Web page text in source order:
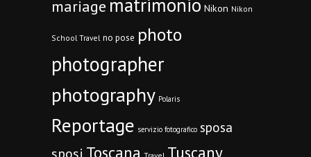
mariage matrimonio Nikon Nikon
School Travel no pose photo
photographer
photography Polaris
Reportage servizio fotografico sposa
Toscana Tuscany